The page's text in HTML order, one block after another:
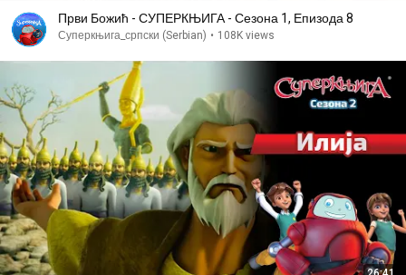
Први Божић - СУПЕРКЊИГА - Сезона 1, Епизода 8
Суперкњига_српски (Serbian) • 108K views